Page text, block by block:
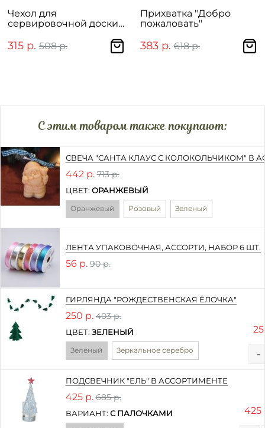
Чехол для
сервировочной доски
315 р. 508 р.
Прихватка "Добро
пожаловать"
383 р. 618 р.
C этим товаром также покупают:
СВЕЧА "САНТА КЛАУС С КОЛОКОЛЬЧИКОМ" В
442 р. 713 р.
ЦВЕТ: ОРАНЖЕВЫЙ
Оранжевый Розовый Зеленый
ЛЕНТА УПАКОВОЧНАЯ, АССОРТИ, НАБОР 6 ШТ.
56 р. 90 р.
ГИРЛЯНДА "РОЖДЕСТВЕНСКАЯ ЁЛОЧКА"
250 р. 403 р.
ЦВЕТ: ЗЕЛЕНЫЙ
Зеленый Зеркальное серебро -
ПОДСВЕЧНИК "ЕЛЬ" В АССОРТИМЕНТЕ
425 р. 685 р.
ВАРИАНТ: С ПАЛОЧКАМИ 425